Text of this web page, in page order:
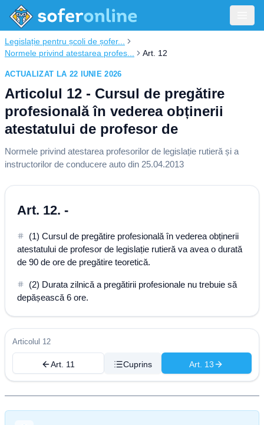
Legislație pentru școli de șofer...
Normele privind atestarea profes...
Art. 12
ACTUALIZAT LA 22 IUNIE 2026
Articolul 12 - Cursul de pregătire
profesională în vederea obținerii
atestatului de profesor de
Normele privind atestarea profesorilor de legislație rutieră și a
instructorilor de conducere auto din 25.04.2013
Art. 12. -
(1) Cursul de pregătire profesională în vederea obținerii
atestatului de profesor de legislație rutieră va avea o durată
de 90 de ore de pregătire teoretică.
(2) Durata zilnică a pregătirii profesionale nu trebuie să
depășească 6 ore.
Articolul 12
Art. 11 Cuprins Art. 13